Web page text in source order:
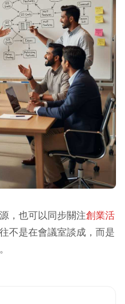
，也可以同步關注創業活
不是在會議室談成，而是